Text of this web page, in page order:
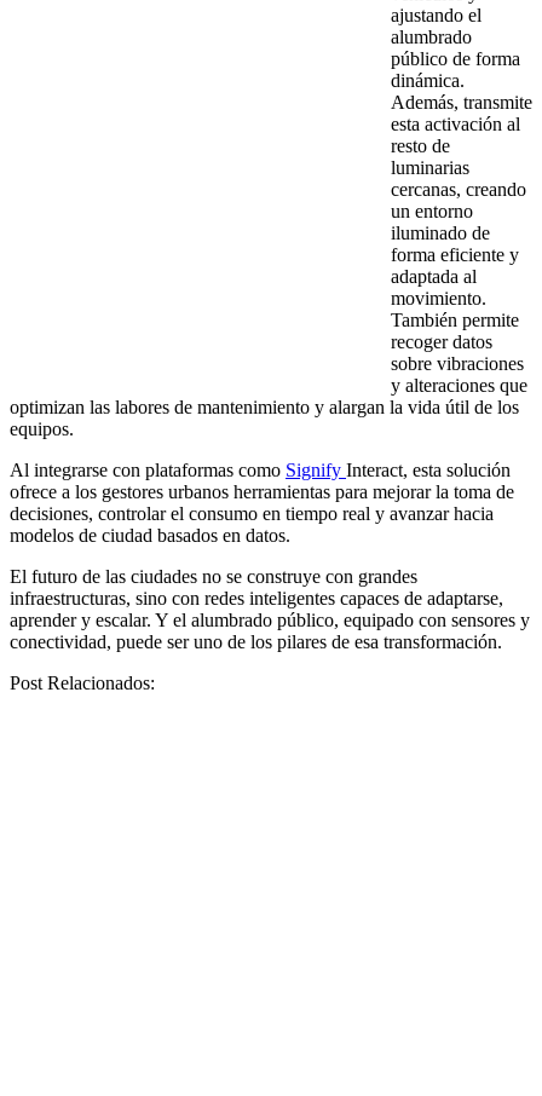
ajustando el
alumbrado
público de forma
dinámica.
Además, transmite
esta activación al
resto de
luminarias
cercanas, creando
un entorno
iluminado de
forma eficiente y
adaptada al
movimiento.
También permite
recoger datos
sobre vibraciones
y alteraciones que
optimizan las labores de mantenimiento y alargan la vida útil de los
equipos.
Al integrarse con plataformas como Signify Interact, esta solución
ofrece a los gestores urbanos herramientas para mejorar la toma de
decisiones, controlar el consumo en tiempo real y avanzar hacia
modelos de ciudad basados en datos.
El futuro de las ciudades no se construye con grandes
infraestructuras, sino con redes inteligentes capaces de adaptarse,
aprender y escalar. Y el alumbrado público, equipado con sensores y
conectividad, puede ser uno de los pilares de esa transformación.
Post Relacionados: